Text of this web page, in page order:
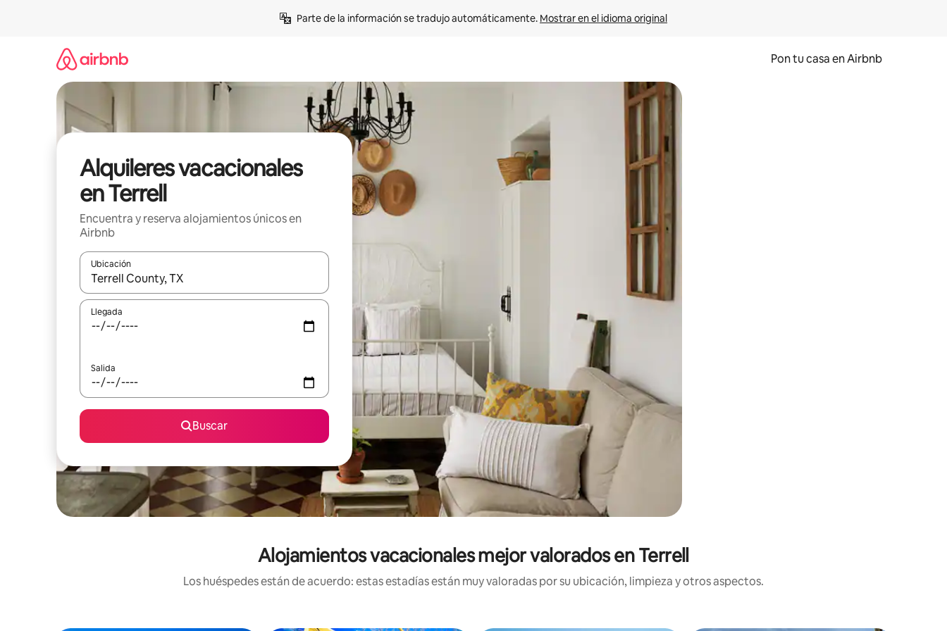
Parte de la información se tradujo automáticamente. Mostrar en el idioma original
Pon tu casa en Airbnb
Alquileres vacacionales
en Terrell
Encuentra y reserva alojamientos únicos en
Airbnb
Ubicación
Cuando los resultados estén disponibles, navega con las teclas de flecha hacia arriba y hacia abajo o explora con el tacto o desliza el dedo.
Llegada
Salida
Buscar
Alojamientos vacacionales mejor valorados en Terrell
Los huéspedes están de acuerdo: estas estadías están muy valoradas por su ubicación, limpieza y otros aspectos.